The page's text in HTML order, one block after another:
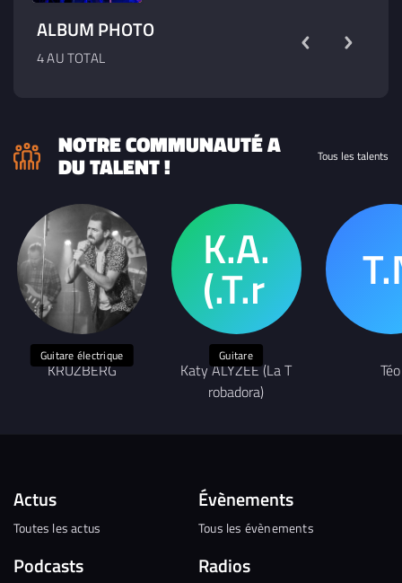
ALBUM PHOTO
4 AU TOTAL
NOTRE COMMUNAUTÉ A
DU TALENT ! Tous les talents
Guitare électrique
KRUZBERG
Guitare
Katy ALYZEE (La T
robadora)
Téo
Actus
Toutes les actus
Podcasts
Évènements
Tous les évènements
Radios